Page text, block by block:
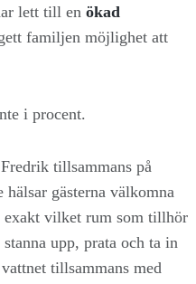
lett till en ökad
familjen möjlighet att
i procent.
tillsammans på
gästerna välkomna
exakt vilket rum som tillhör
upp, prata och ta in
tillsammans med